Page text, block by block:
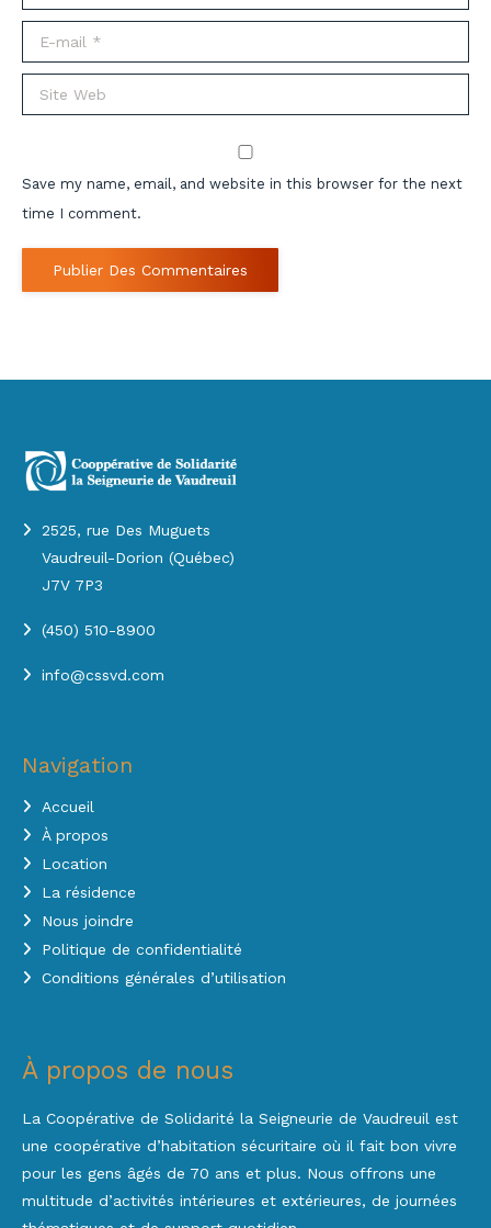
E-mail *
Site Web
Save my name, email, and website in this browser for the next
time I comment.
Publier Des Commentaires
2525, rue Des Muguets
Vaudreuil-Dorion (Québec)
J7V 7P3
(450) 510-8900
info@cssvd.com
Navigation
Accueil
À propos
Location
La résidence
Nous joindre
Politique de confidentialité
Conditions générales d’utilisation
À propos de nous
La Coopérative de Solidarité la Seigneurie de Vaudreuil est
une coopérative d’habitation sécuritaire où il fait bon vivre
pour les gens âgés de 70 ans et plus. Nous offrons une
multitude d’activités intérieures et extérieures, de journées